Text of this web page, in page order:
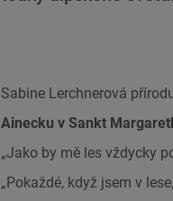
Sabine Lerchnerová
Ainecku v Sankt
„Jako by mě les vždycky
„Pokaždé, když jsem v